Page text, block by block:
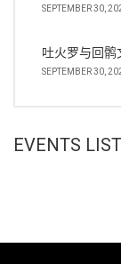
SEPTEMBER 30,
吐火罗与回鹘
SEPTEMBER 30,
EVENTS LIST